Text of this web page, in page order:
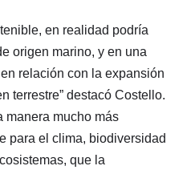
en realidad podría
origen marino, y en una
relación con la expansión
terrestre” destacó Costello.
manera mucho más
para el clima, biodiversidad
que la